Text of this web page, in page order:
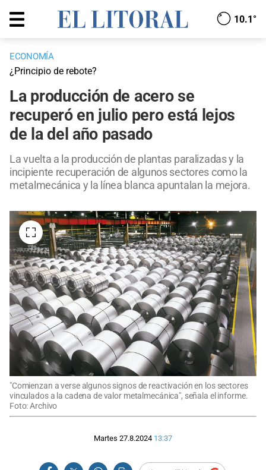
10.1°
ECONOMÍA
¿Principio de rebote?
La producción de acero se
recuperó en julio pero está lejos
de la del año pasado
La vuelta a la producción de plantas paralizadas y la
incipiente recuperación de algunos sectores como la
metalmecánica y la línea blanca apuntalan la mejora.
"Comienzan a verse algunos signos de reactivación en los sectores
vinculados a la cadena de valor metalmecánica", señala el informe.
Foto: Archivo
Martes 27.8.2024 13:37